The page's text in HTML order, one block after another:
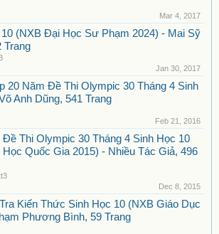
Mar 4, 2017
(NXB Đại Học Sư Phạm 2024) - Mai Sỹ
Trang
Jan 30, 2017
20 Năm Đề Thi Olympic 30 Tháng 4 Sinh
Anh Dũng, 541 Trang
Feb 21, 2016
Đề Thi Olympic 30 Tháng 4 Sinh Học 10
Quốc Gia 2015) - Nhiều Tác Giả, 496
Dec 8, 2015
Kiến Thức Sinh Học 10 (NXB Giáo Dục
Phương Bình, 59 Trang